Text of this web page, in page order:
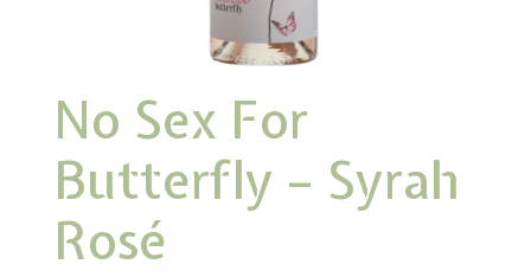
No Sex For
Butterfly – Syrah
Rosé